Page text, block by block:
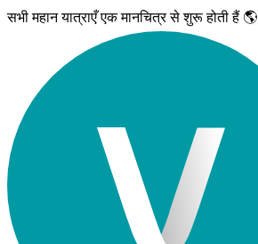
सभी महान यात्राएँएक मानचित्र से शुरू होती हैं 🌎